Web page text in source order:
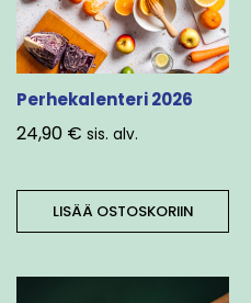
Perhekalenteri 2026
24,90 € sis. alv.
LISÄÄ OSTOSKORIIN